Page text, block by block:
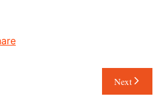
Next